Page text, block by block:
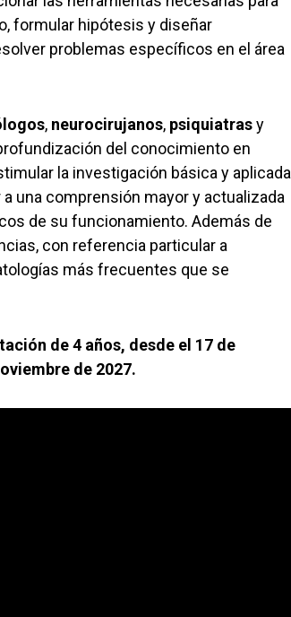
formular hipótesis y diseñar
problemas específicos en el área
, neurocirujanos, psiquiatrasy
del conocimiento en
la investigación básica y aplicada
una comprensión mayor y actualizada
de su funcionamiento. Además de
con referencia particular a
más frecuentes que se
de 4 años, desde el 17 de
de 2027.